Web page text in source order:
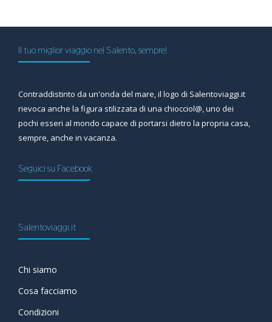
Il tuo miglior viaggio nel Salento, sempre!
Contraddistinto da un'onda del mare, il logo di Salentoviaggi.it
rievoca anche la figura stilizzata di una chiocciol@, uno dei
pochi esseri al mondo capace di portarsi dietro la propria casa,
sempre, anche in vacanza.
Seguici su Facebook
Salentoviaggi.it
Chi siamo
Cosa facciamo
Condizioni